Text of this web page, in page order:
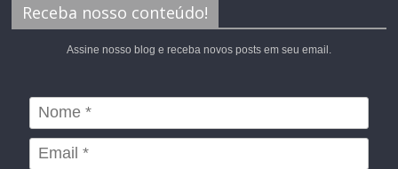
Receba nosso conteúdo!
Assine nosso blog e receba novos posts em seu email.